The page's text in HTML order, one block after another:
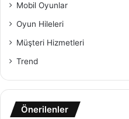
Mobil Oyunlar
Oyun Hileleri
Müşteri Hizmetleri
Trend
Önerilenler